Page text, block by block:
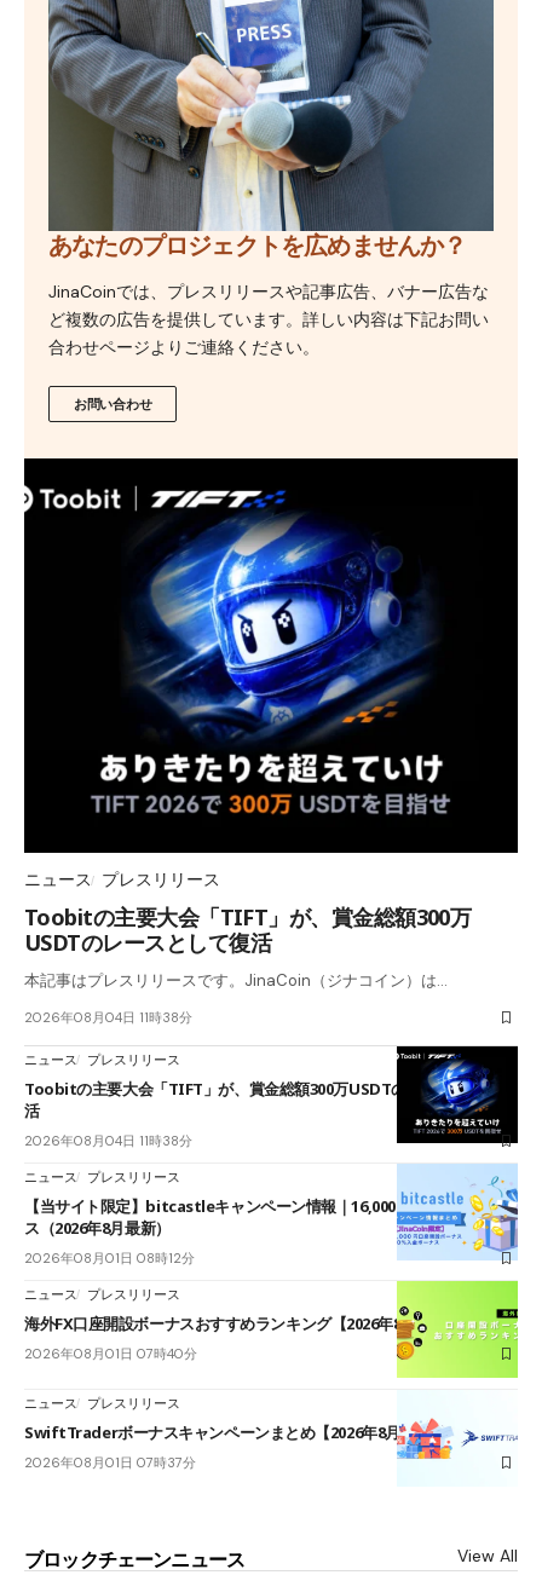
あなたのプロジェクトを広めませんか？
JinaCoinでは、プレスリリースや記事広告、バナー広告な
ど複数の広告を提供しています。詳しい内容は下記お問い
合わせページよりご連絡ください。
お問い合わせ
ニュース プレスリリース
Toobitの主要大会「TIFT」が、賞金総額300万
USDTのレースとして復活
本記事はプレスリリースです。JinaCoin（ジナコイン）は…
2026年08月04日 11時38分
ニュース プレスリリース
Toobitの主要大会「TIFT」が、賞金総額300万USDTのレースとして復
活
2026年08月04日 11時38分
ニュース プレスリリース
【当サイト限定】bitcastleキャンペーン情報｜16,000円口座開設ボーナ
ス（2026年8月最新）
2026年08月01日 08時12分
ニュース プレスリリース
海外FX口座開設ボーナスおすすめランキング【2026年8月最新】
2026年08月01日 07時40分
ニュース プレスリリース
SwiftTraderボーナスキャンペーンまとめ【2026年8月最新】
2026年08月01日 07時37分
ブロックチェーンニュース View All